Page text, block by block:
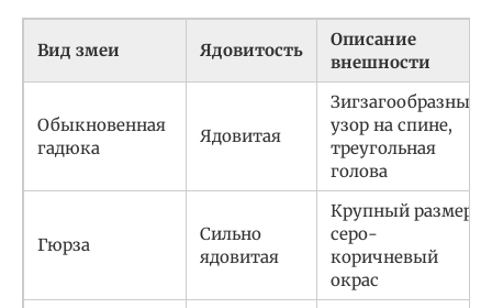
Вид змеи Ядовитость
Описание
внешности
Обыкновенная
гадюка
Ядовитая
Зигзагообразный
узор на спине,
треугольная
голова
Гюрза
Сильно
ядовитая
Крупный размер,
серо-
коричневый
окрас